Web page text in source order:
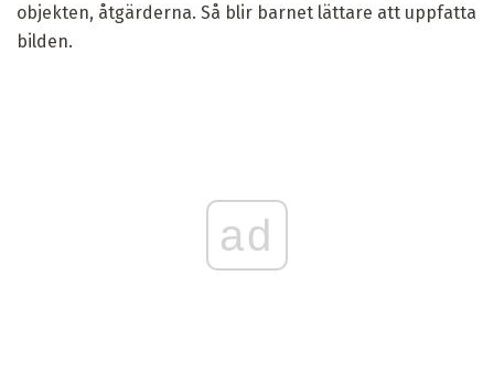
objekten, åtgärderna. Så blir barnet lättare att uppfatta
bilden.
ad